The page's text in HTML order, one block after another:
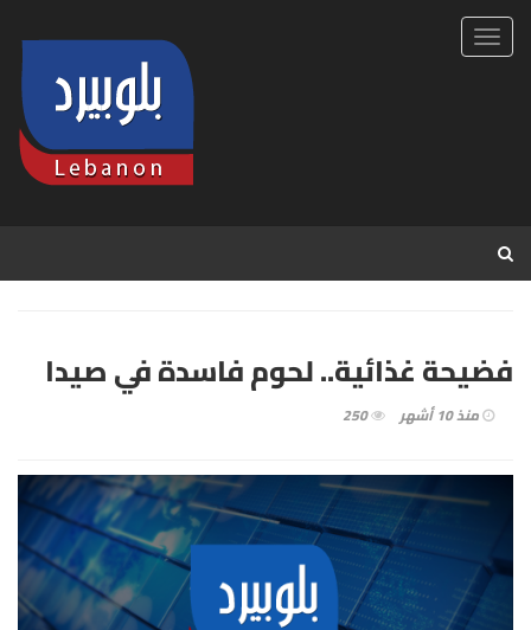
فضيحة غذائية.. لحوم فاسدة في صيدا
منذ 10 أشهر 250